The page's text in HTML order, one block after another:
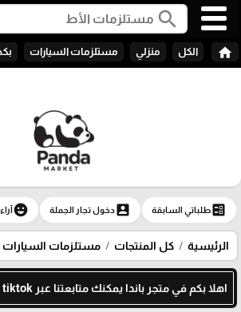
search
home الكل منزلي مستلزمات السيارات
ballotطلباتي السابقة account_boxدخول تجار الجملة emoji_emotions
الرئيسية كل المنتجات مستلزمات السيارات
اهلا بكم في متجر باندا يمكنك متابعتنا عبر tiktok